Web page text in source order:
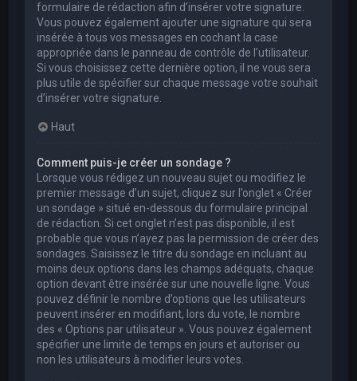
formulaire de rédaction afin d’insérer votre signature.
Vous pouvez également ajouter une signature qui sera
insérée à tous vos messages en cochant la case
appropriée dans le panneau de contrôle de l’utilisateur.
Si vous choisissez cette dernière option, il ne vous sera
plus utile de spécifier sur chaque message votre souhait
d’insérer votre signature.
Haut
Comment puis-je créer un sondage ?
Lorsque vous rédigez un nouveau sujet ou modifiez le
premier message d’un sujet, cliquez sur l’onglet « Créer
un sondage » situé en-dessous du formulaire principal
de rédaction. Si cet onglet n’est pas disponible, il est
probable que vous n’ayez pas la permission de créer des
sondages. Saisissez le titre du sondage en incluant au
moins deux options dans les champs adéquats, chaque
option devant être insérée sur une nouvelle ligne. Vous
pouvez définir le nombre d’options que les utilisateurs
peuvent insérer en modifiant, lors du vote, le nombre
des « Options par utilisateur ». Vous pouvez également
spécifier une limite de temps en jours et autoriser ou
non les utilisateurs à modifier leurs votes.